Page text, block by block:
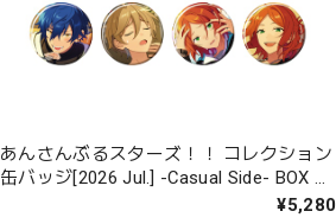
あんさんぶるスターズ！！ コレクション
缶バッジ[2026 Jul.] -Casual Side- BOX 全
¥5,280